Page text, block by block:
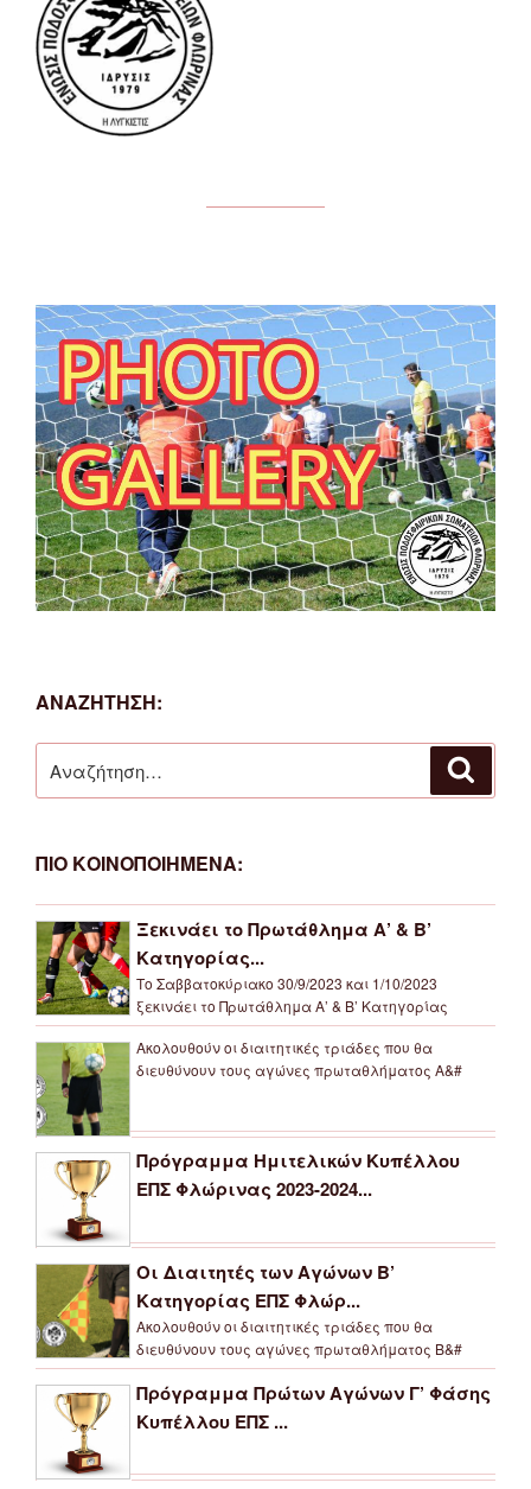
ΑΝΑΖΗΤΗΣΗ:
για:
ΠΙΟ ΚΟΙΝΟΠΟΙΗΜΕΝΑ:
Ξεκινάει το Πρωτάθλημα Α’ & Β’
Κατηγορίας...
Το Σαββατοκύριακο 30/9/2023 και 1/10/2023
ξεκινάει το Πρωτάθλημα Α’ & Β’ Κατηγορίας
Ακολουθούν οι διαιτητικές τριάδες που θα
διευθύνουν τους αγώνες πρωταθλήματος Α&#
Πρόγραμμα Ημιτελικών Κυπέλλου
ΕΠΣ Φλώρινας 2023-2024...
Οι Διαιτητές των Αγώνων Β’
Κατηγορίας ΕΠΣ Φλώρ...
Ακολουθούν οι διαιτητικές τριάδες που θα
διευθύνουν τους αγώνες πρωταθλήματος Β&#
Πρόγραμμα Πρώτων Αγώνων Γ’ Φάσης
Κυπέλλου ΕΠΣ ...